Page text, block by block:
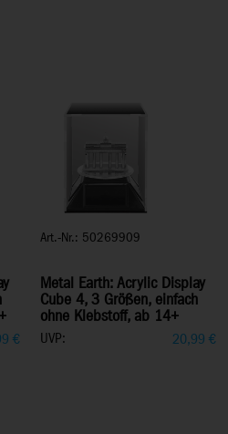
€
Art.-Nr.: 50269909
Metal Earth: Acrylic Display
Cube 4, 3 Größen, einfach
ohne Klebstoff, ab 14+
UVP: 20,99 €